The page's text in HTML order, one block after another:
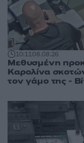
10:1108.08.26
Μεθυσμένη
Καρολίνα
τον γάμο της -